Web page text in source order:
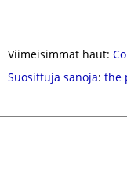
Viimeisimmät haut:
Suosittuja sanoja: the